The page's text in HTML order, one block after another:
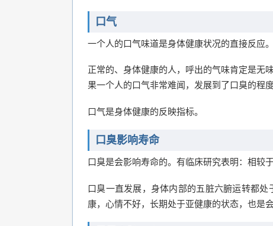
口气
一个人的口气味道是身体健康状况的直接反应。
正常的、身体健康的人，呼出的气味肯定是无
果一个人的口气非常难闻，发展到了口臭的程
口气是身体健康的反映指标。
口臭影响寿命
口臭是会影响寿命的。有临床研究表明：相较
口臭一直发展，身体内部的五脏六腑运转都
康，心情不好，长期处于亚健康的状态，也是